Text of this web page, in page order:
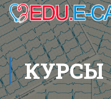
КУРСЫ